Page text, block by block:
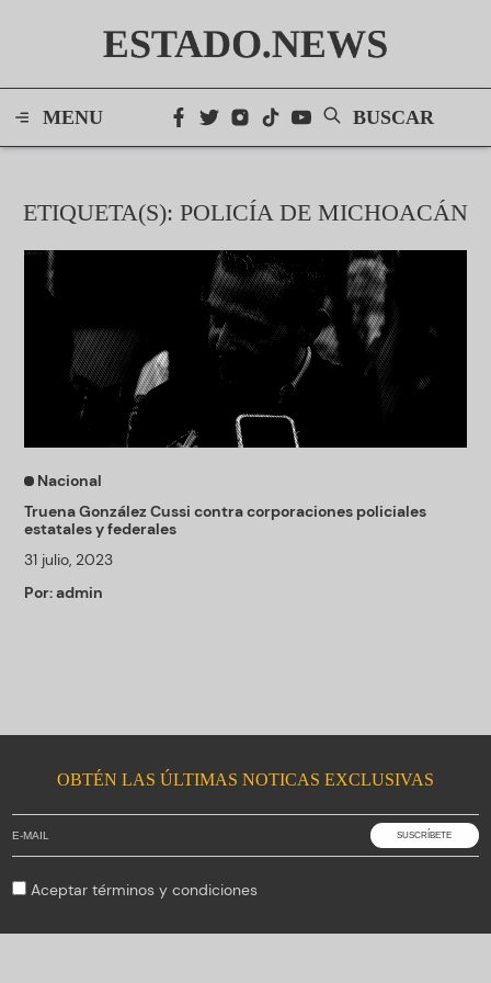
ESTADO.NEWS
MENU BUSCAR
ETIQUETA(S): POLICÍA DE MICHOACÁN
Nacional
Truena González Cussi contra corporaciones policiales
estatales y federales
31 julio, 2023
Por:admin
OBTÉN LAS ÚLTIMAS NOTICAS EXCLUSIVAS
Aceptartérminos y condiciones